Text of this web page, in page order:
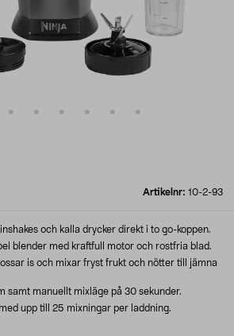
Artikelnr: 10-2-93
och kalla drycker direkt i to go-koppen.
blender med kraftfull motor och rostfria blad.
is och mixar fryst frukt och nötter till jämna
samt manuellt mixläge på 30 sekunder.
upp till 25 mixningar per laddning.